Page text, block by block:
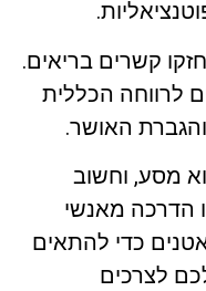
קשרים בריאים.
לרווחה הכללית
האושר.
מסע, וחשוב
הדרכה מאנשי
כדי להתאים
לצרכים